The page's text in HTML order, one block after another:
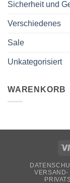
Sicherheit und
Verschiedenes
Sale
Unkategorisiert
WARENKORB
VERSAND-